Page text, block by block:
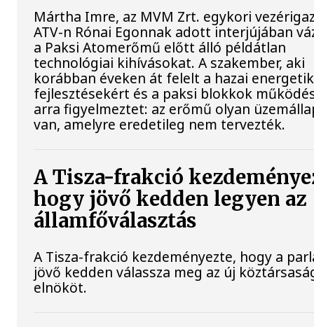
Mártha Imre, az MVM Zrt. egykori
ATV-n Rónai Egonnak adott interjújában
a Paksi Atomerőmű előtt álló példátlan
technológiai kihívásokat. A szakember, aki
korábban éveken át felelt a hazai
fejlesztésekért és a paksi blokkok
arra figyelmeztet: az erőmű olyan
van, amelyre eredetileg nem tervezték.
A Tisza-frakció
hogy jövő kedden legyen az
államfőválasztás
A Tisza-frakció kezdeményezte, hogy a
jövő kedden válassza meg az új
elnököt.